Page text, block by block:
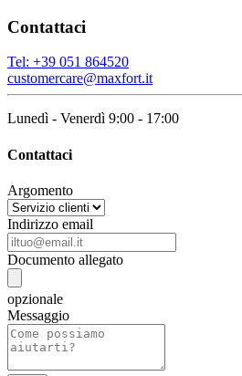
Contattaci
Tel: +39 051 864520
customercare@maxfort.it
Lunedì - Venerdì 9:00 - 17:00
Contattaci
Argomento
Indirizzo email
Documento allegato
opzionale
Messaggio